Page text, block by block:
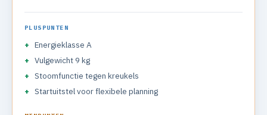
PLUSPUNTEN
Energieklasse A
Vulgewicht 9 kg
Stoomfunctie tegen kreukels
Startuitstel voor flexibele planning